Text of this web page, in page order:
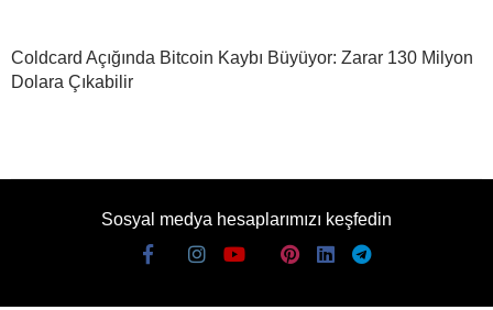
Coldcard Açığında Bitcoin Kaybı Büyüyor: Zarar 130 Milyon
Dolara Çıkabilir
Sosyal medya hesaplarımızı keşfedin